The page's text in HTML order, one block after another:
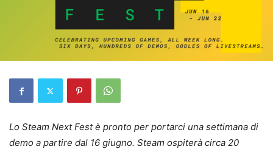
Lo Steam Next Fest è pronto per portarci una settimana di
demo a partire dal 16 giugno. Steam ospiterà circa 20